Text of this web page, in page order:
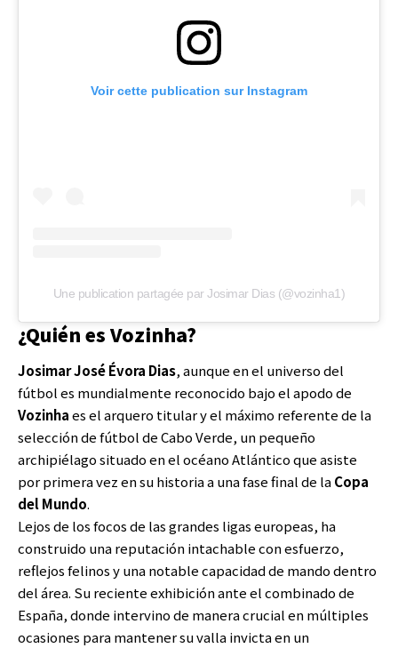
Voir cette publication sur Instagram
Une publication partagée par Josimar Dias (@vozinha1)
¿Quién es Vozinha?
Josimar José Évora Dias, aunque en el universo del
fútbol es mundialmente reconocido bajo el apodo de
Vozinhaes el arquero titular y el máximo referente de la
selección de fútbol de Cabo Verde, un pequeño
archipiélago situado en el océano Atlántico que asiste
por primera vez en su historia a una fase final de laCopa
del Mundo.
Lejos de los focos de las grandes ligas europeas, ha
construido una reputación intachable con esfuerzo,
reflejos felinos y una notable capacidad de mando dentro
del área. Su reciente exhibición ante el combinado de
España, donde intervino de manera crucial en múltiples
ocasiones para mantener su valla invicta en un